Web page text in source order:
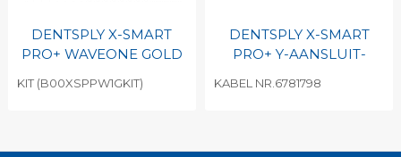
DENTSPLY X-SMART
PRO+ WAVEONE GOLD
KIT (B00XSPPW1GKIT)
DENTSPLY X-SMART
PRO+ Y-AANSLUIT-
KABEL NR.6781798